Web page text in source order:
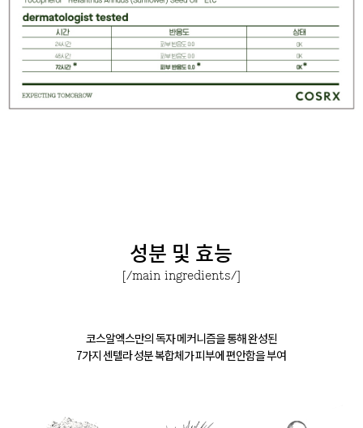
성분 및 효능
[/main ingredients/]
코스알엑스만의 독자 메커니즘을 통해 완성된
7가지 센텔라 성분 복합체가 피부에 편안함을 부여